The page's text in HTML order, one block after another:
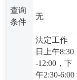
查询
条件
无
法定工作
日上午8:30
-12:00，下
午2:30-6:00